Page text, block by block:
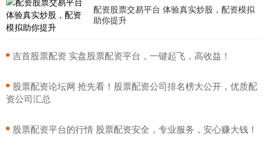
配资股票交易平台 体验真实炒股，配资模拟
助你提升
​吉首股票配资 实盘股票配资平台，一键起飞，高收益！
​股票配资论坛网 抢先看！股票配资公司排名榜大公开，优质配
资公司汇总
​股票配资平台的行情 股票配资安全，专业服务，安心赚大钱！